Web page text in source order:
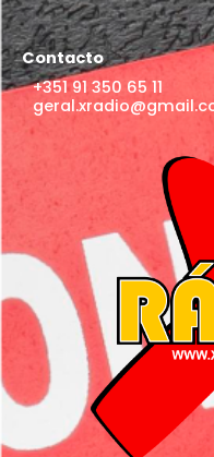
Contacto
+351 91 350 65 11